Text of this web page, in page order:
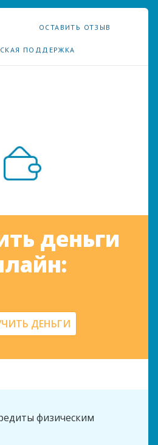
ОСТАВИТЬ ОТЗЫВ
ПОДДЕРЖКА
деньги
ДЕНЬГИ
физическим